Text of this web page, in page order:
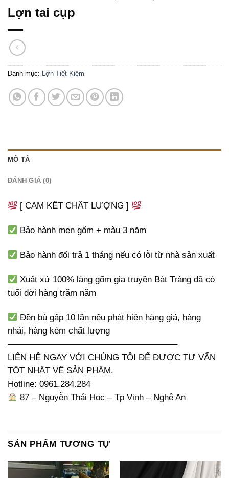
Lợn tai cụp
Danh mục: Lợn Tiết Kiệm
MÔ TẢ
ĐÁNH GIÁ (0)
[ CAM KẾT CHẤT LƯỢNG ]
Bảo hành men gốm + màu 3 năm
Bảo hành đổi trả 1 tháng nếu có lỗi từ nhà sản xuất
Xuất xứ 100% làng gốm gia truyền Bát Tràng đã có
tuổi đời hàng trăm năm
Đền bù gấp 10 lần nếu phát hiện hàng giả, hàng
nhái, hàng kém chất lượng
———————————————————–
LIÊN HỆ NGAY VỚI CHÚNG TÔI ĐỂ ĐƯỢC TƯ VẤN
TỐT NHẤT VỀ SẢN PHẨM.
Hotline: 0961.284.284
87 – Nguyễn Thái Học – Tp Vinh – Nghệ An
SẢN PHẨM TƯƠNG TỰ